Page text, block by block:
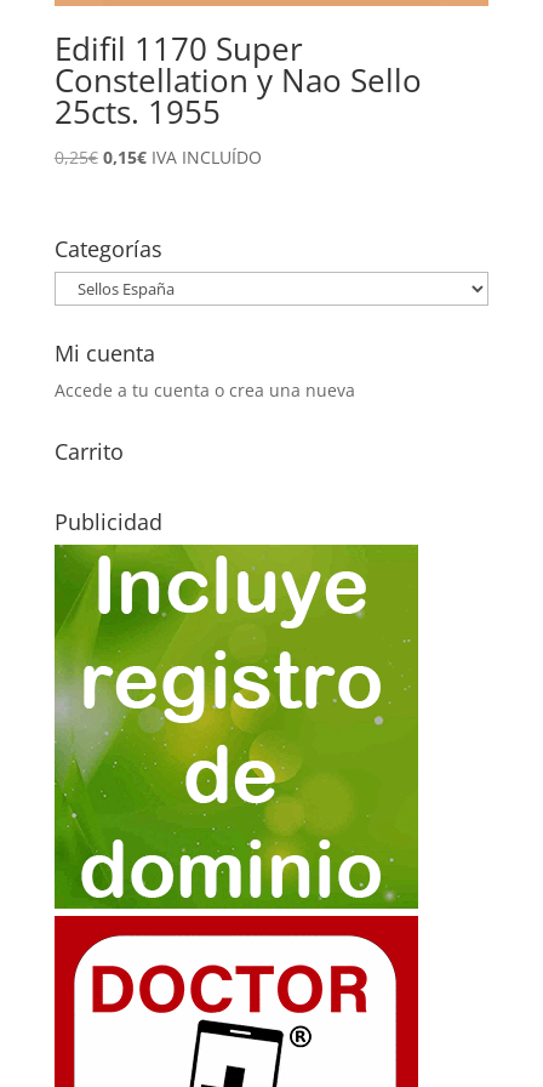
Edifil 1170 Super
Constellation y Nao Sello
25cts. 1955
0,25€ El
era:
0,25€.
0,15€El
es:
0,15€.
IVA INCLUÍDO
Categorías
Mi cuenta
Accede a tu cuenta o crea una nueva
Carrito
Publicidad